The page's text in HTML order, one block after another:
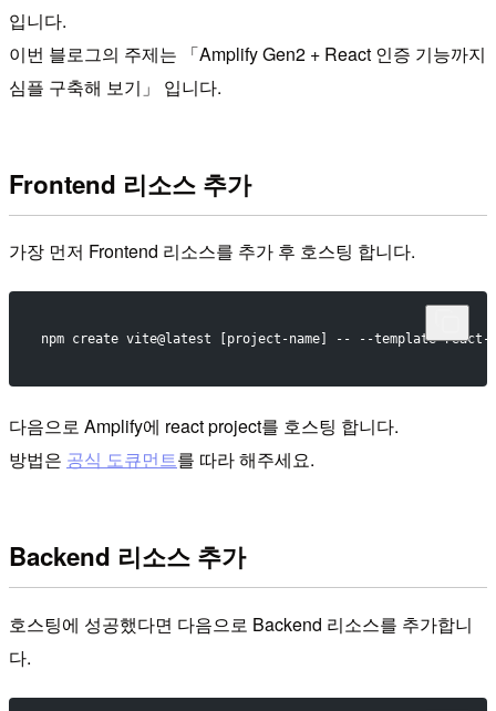
입니다.
이번 블로그의 주제는 「Amplify Gen2 + React 인증 기능까지
심플 구축해 보기」 입니다.
Frontend 리소스 추가
가장 먼저 Frontend 리소스를 추가 후 호스팅 합니다.
npm create vite@latest [project-name] -- --template react-
다음으로 Amplify에 react project를 호스팅 합니다.
방법은 공식 도큐먼트를 따라 해주세요.
Backend 리소스 추가
호스팅에 성공했다면 다음으로 Backend 리소스를 추가합니
다.